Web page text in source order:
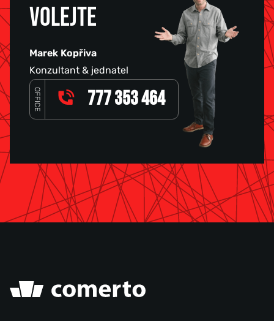
VOLEJTE
Marek Kopřiva
Konzultant & jednatel
OFFICE 777 353 464